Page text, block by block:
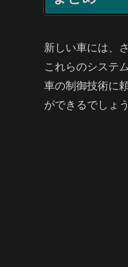
新しい車には、
これらのシステ
車の制御技術に
ができるでしょう